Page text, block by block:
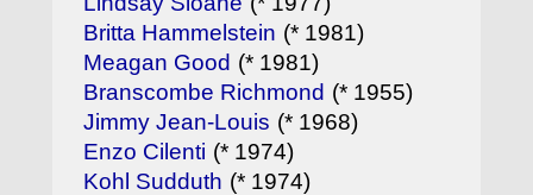
Britta Hammelstein (* 1981)
Meagan Good (* 1981)
Branscombe Richmond (* 1955)
Jimmy Jean-Louis (* 1968)
Enzo Cilenti (* 1974)
Kohl Sudduth (* 1974)